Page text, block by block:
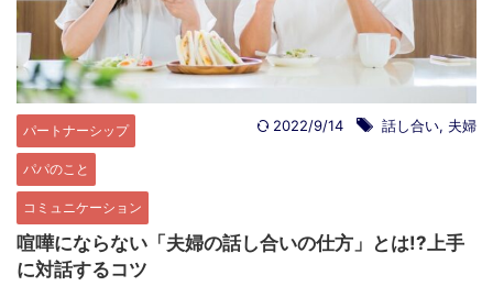
パートナーシップ
パパのこと
コミュニケーション
2022/9/14 話し合い, 夫婦
喧嘩にならない「夫婦の話し合いの仕方」とは!?上手
に対話するコツ